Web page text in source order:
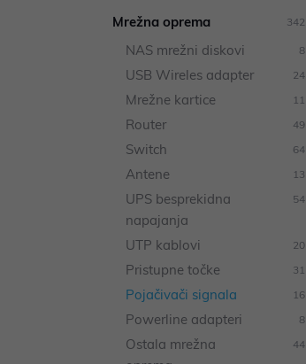
Mrežna oprema 342
NAS mrežni diskovi 8
USB Wireles adapter 24
Mrežne kartice 11
Router 49
Switch 64
Antene 13
UPS besprekidna
napajanja
54
UTP kablovi 20
Pristupne točke 31
Pojačivači signala 16
Powerline adapteri 8
Ostala mrežna
44